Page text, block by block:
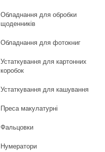
Обладнання для обробки
щоденників
Обладнання для фотокниг
Устаткування для картонних
коробок
Устаткування для кашування
Преса макулатурні
Фальцовки
Нумератори